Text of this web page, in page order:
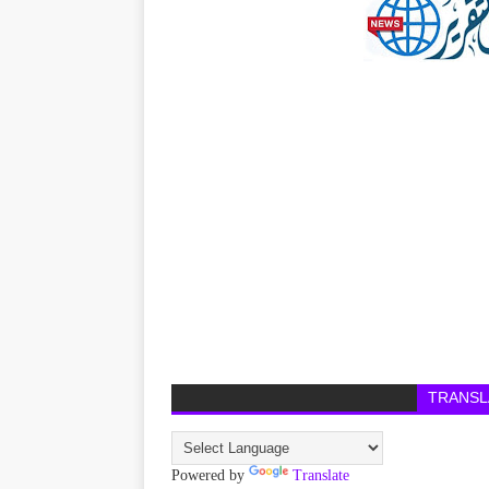
Powered by Translate